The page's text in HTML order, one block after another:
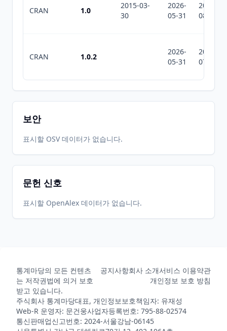
CRAN 1.0
2015-03-
30
2026-
05-31
2026-
08-01
CRAN 1.0.2
2026-
05-31
2026-
07-10
보안
표시할 OSV 데이터가 없습니다.
문헌 신호
표시할 OpenAlex 데이터가 없습니다.
통계마당의 모든 컨텐츠
는 저작권법에 의거 보호
받고 있습니다.
공지사항회사 소개서비스 이용약관
개인정보 보호 방침
주식회사 통계마당대표, 개인정보보호책임자: 유재성
Web-R 운영자: 문건웅사업자등록번호: 795-88-02574
통신판매업신고번호: 2024-서울강남-06145